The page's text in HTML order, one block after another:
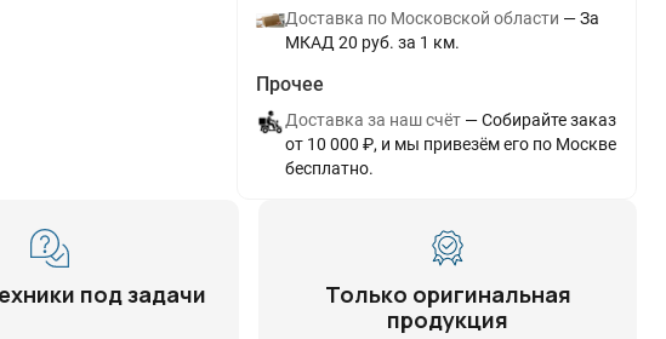
Доставка по Московской области
За
МКАД 20 руб. за 1 км.
Прочее
Доставка за наш счёт
Собирайте заказ
от 10 000 ₽, и мы привезём его по Москве
бесплатно.
под задачи
Только оригинальная
продукция